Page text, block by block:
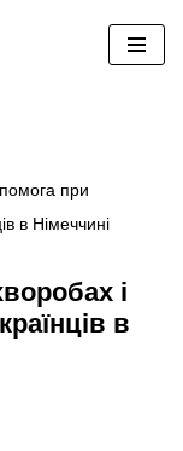
при
в Німеччині
і
в